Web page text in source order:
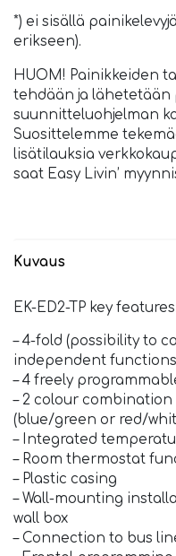
*) ei sisällä
erikseen).
HUOM! Painikkeiden
tehdään ja lähetetään
suunnitteluohjelman
Suosittelemme
lisätilauksia
saat Easy Livin’
Kuvaus
EK-ED2-TP key
– 4-fold (possibility to
independent
– 4 freely
– 2 colour
(blue/green or red/
– Integrated
– Room thermostat
– Plastic casing
– Wall-mounting
wall box
– Connection to bus